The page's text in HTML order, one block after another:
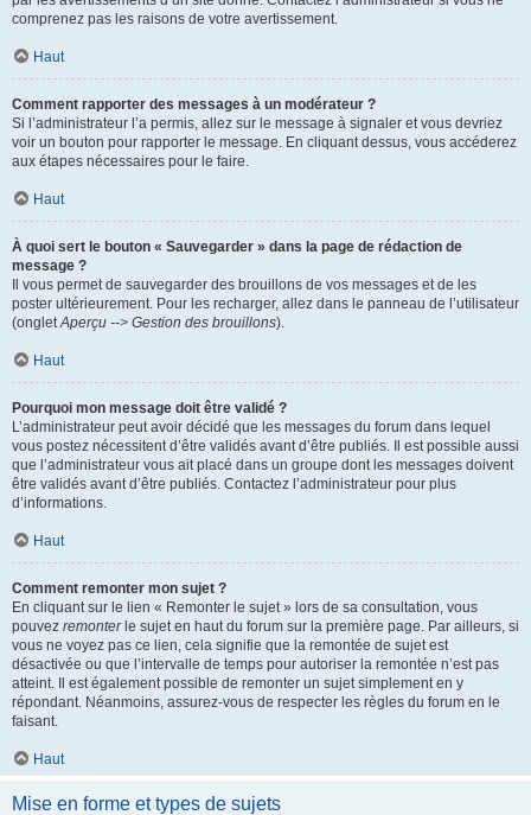
comprenez pas les raisons de votre avertissement.
Haut
Comment rapporter des messages à un modérateur ?
Si l’administrateur l’a permis, allez sur le message à signaler et vous devriez
voir un bouton pour rapporter le message. En cliquant dessus, vous accéderez
aux étapes nécessaires pour le faire.
Haut
À quoi sert le bouton « Sauvegarder » dans la page de rédaction de
message ?
Il vous permet de sauvegarder des brouillons de vos messages et de les
poster ultérieurement. Pour les recharger, allez dans le panneau de l’utilisateur
(ongletAperçu --> Gestion des brouillons).
Haut
Pourquoi mon message doit être validé ?
L’administrateur peut avoir décidé que les messages du forum dans lequel
vous postez nécessitent d’être validés avant d’être publiés. Il est possible aussi
que l’administrateur vous ait placé dans un groupe dont les messages doivent
être validés avant d’être publiés. Contactez l’administrateur pour plus
d’informations.
Haut
Comment remonter mon sujet ?
En cliquant sur le lien « Remonter le sujet » lors de sa consultation, vous
pouvez remonterle sujet en haut du forum sur la première page. Par ailleurs, si
vous ne voyez pas ce lien, cela signifie que la remontée de sujet est
désactivée ou que l’intervalle de temps pour autoriser la remontée n’est pas
atteint. Il est également possible de remonter un sujet simplement en y
répondant. Néanmoins, assurez-vous de respecter les règles du forum en le
faisant.
Haut
Mise en forme et types de sujets